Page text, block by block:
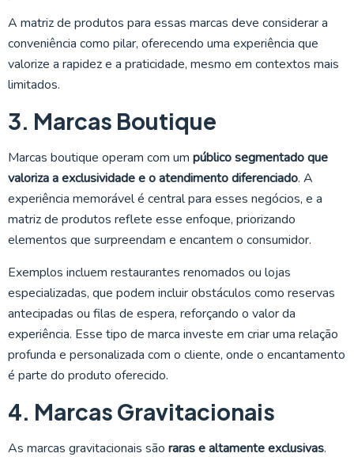
A matriz de produtos para essas marcas deve considerar a
conveniência como pilar, oferecendo uma experiência que
valorize a rapidez e a praticidade, mesmo em contextos mais
limitados.
3. Marcas Boutique
Marcas boutique operam com um público segmentado que
valoriza a exclusividade e o atendimento diferenciado. A
experiência memorável é central para esses negócios, e a
matriz de produtos reflete esse enfoque, priorizando
elementos que surpreendam e encantem o consumidor.
Exemplos incluem restaurantes renomados ou lojas
especializadas, que podem incluir obstáculos como reservas
antecipadas ou filas de espera, reforçando o valor da
experiência. Esse tipo de marca investe em criar uma relação
profunda e personalizada com o cliente, onde o encantamento
é parte do produto oferecido.
4. Marcas Gravitacionais
As marcas gravitacionais são raras e altamente exclusivas.